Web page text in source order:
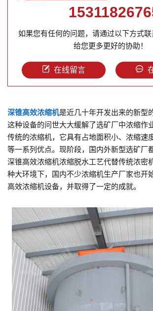
如果您有任何的问题，请通过以下方式
给您更多更好的协助！
在线留言
深锥高效浓缩机是近几十年开发出来的新型
这种设备的问世大大缓解了选矿厂中浓缩作
传统的浓缩机，它具有占地面积小、浓缩速
等一系列优点。现阶段，国内外新型选矿厂
深锥高效浓缩机浓缩脱水工艺代替传统浓密
种大环境下，国内不少浓缩机生产厂家也开
高效浓缩机设备，并取得了一定的成就。